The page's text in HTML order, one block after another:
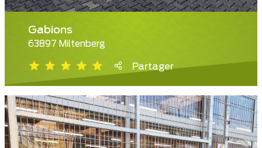
Gabions
63897 Miltenberg
Partager